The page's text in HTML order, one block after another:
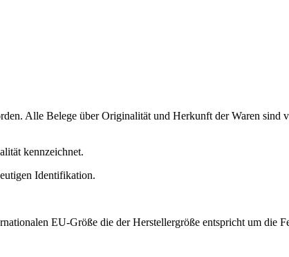
Alle Belege über Originalität und Herkunft der Waren sind
kennzeichnet.
Identifikation.
EU-Größe die der Herstellergröße entspricht um die